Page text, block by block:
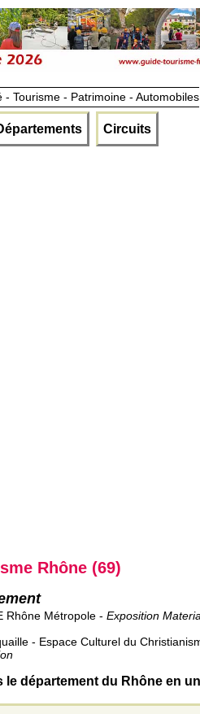
- Tourisme - Patrimoine - Automobiles
Circuits
Rhône (69)
Rhône Métropole - Exposition
- Espace Culturel du
département du Rhône en